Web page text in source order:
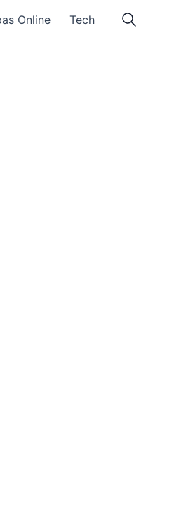
Online Tech